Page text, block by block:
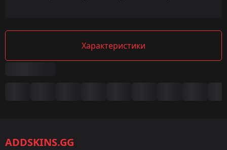
Характеристики
Категория:
ADDSKINS.GG